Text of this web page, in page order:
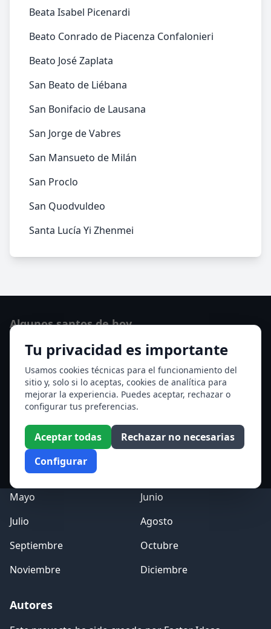
Beata Isabel Picenardi
Beato Conrado de Piacenza Confalonieri
Beato José Zaplata
San Beato de Liébana
San Bonifacio de Lausana
San Jorge de Vabres
San Mansueto de Milán
San Proclo
San Quodvuldeo
Santa Lucía Yi Zhenmei
Tu privacidad es importante
Usamos cookies técnicas para el funcionamiento del
sitio y, solo si lo aceptas, cookies de analítica para
mejorar la experiencia. Puedes aceptar, rechazar o
configurar tus preferencias.
Aceptar todas
Rechazar no necesarias
Configurar
Algunos santos de hoy
San Osvaldo de Maserfield
Santa Edith Stein (Sor Teresa Benedicta de la Cruz)
Ver todos los santos de hoy
Acceso a los Meses
Enero
Febrero
Marzo
Mayo
Junio
Julio
Agosto
Septiembre
Octubre
Noviembre
Diciembre
Autores